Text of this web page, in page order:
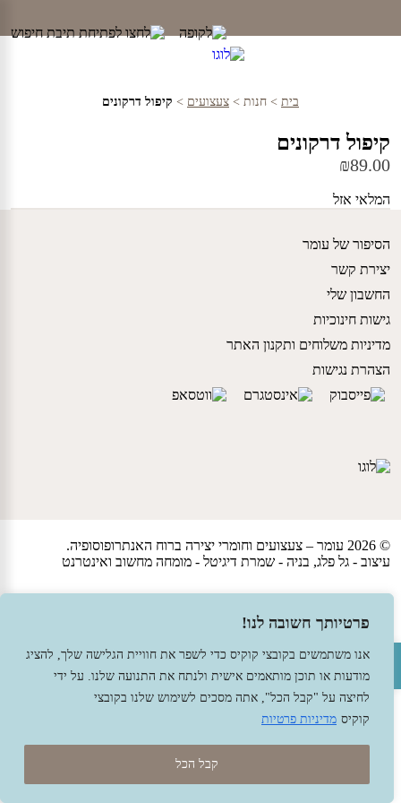
פרטיותך חשובה לנו!
אנו משתמשים בקובצי קוקיס כדי לשפר את חוויית הגלישה שלך, להציג
מודעות או תוכן מותאמים אישית ולנתח את התנועה שלנו. על ידי
לחיצה על "קבל הכל", אתה מסכים לשימוש שלנו בקובצי
קוקיס מדיניות פרטיות
קבל הכל
content
בית > חנות > צעצועים > קיפול דרקונים
קיפול דרקונים
₪89.00
המלאי אזל
הסיפור של עומר
יצירת קשר
החשבון שלי
גישות חינוכיות
מדיניות משלוחים ותקנון האתר
הצהרת נגישות
© 2026 עומר – צעצועים וחומרי יצירה ברוח האנתרופוסופיה.
עיצוב - גל פלג, בניה - שמרת דיגיטל - מומחה מחשוב ואינטרנט
פתח סרגל נגישות